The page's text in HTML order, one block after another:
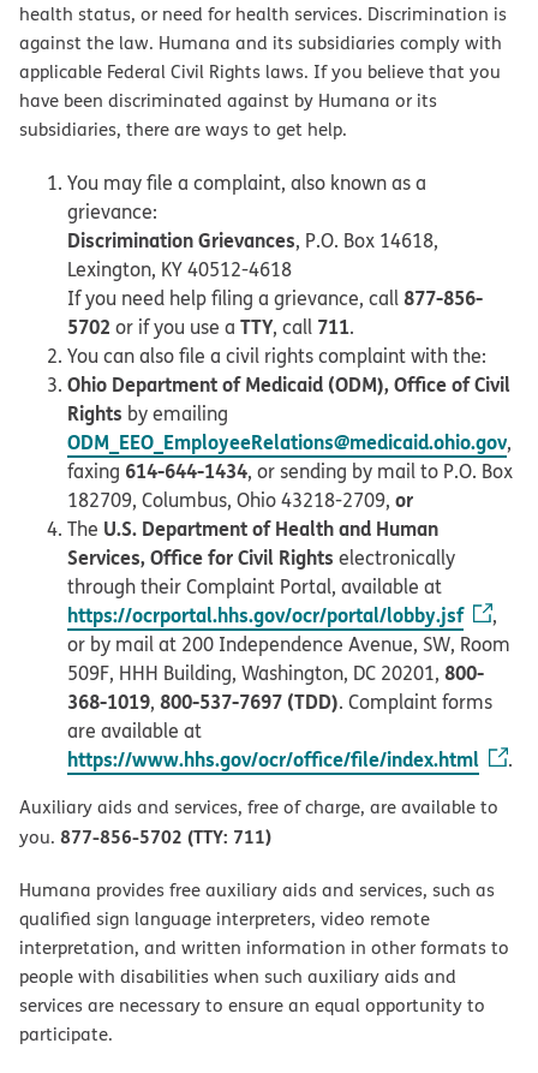
health status, or need for health services. Discrimination is
against the law. Humana and its subsidiaries comply with
applicable Federal Civil Rights laws. If you believe that you
have been discriminated against by Humana or its
subsidiaries, there are ways to get help.
You may file a complaint, also known as a
grievance:
Discrimination Grievances, P.O. Box 14618,
Lexington, KY 40512-4618
If you need help filing a grievance, call877-856-
5702 or if you use a TTY, call 711.
You can also file a civil rights complaint with the:
Ohio Department of Medicaid (ODM), Office of Civil
Rights by emailing
ODM_EEO_EmployeeRelations@medicaid.ohio.gov,
faxing 614-644-1434, or sending by mail to P.O. Box
182709, Columbus, Ohio 43218-2709, or
The U.S. Department of Health and Human
Services, Office for Civil Rights electronically
through their Complaint Portal, available at
https://ocrportal.hhs.gov/ocr/portal/lobby.jsf
,
or by mail at 200 Independence Avenue, SW, Room
509F, HHH Building, Washington, DC 20201, 800-
368-1019, 800-537-7697 (TDD). Complaint forms
are available at
https://www.hhs.gov/ocr/office/file/index.html .
Auxiliary aids and services, free of charge, are available to
you. 877-856-5702 (TTY: 711)
Humana provides free auxiliary aids and services, such as
qualified sign language interpreters, video remote
interpretation, and written information in other formats to
people with disabilities when such auxiliary aids and
services are necessary to ensure an equal opportunity to
participate.